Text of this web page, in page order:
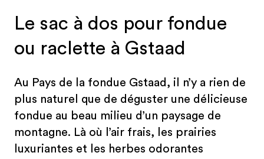
Le sac à dos pour fondue
ou raclette à Gstaad
Au Pays de la fondue Gstaad, il n’y a rien de
plus naturel que de déguster une délicieuse
fondue au beau milieu d’un paysage de
montagne. Là où l’air frais, les prairies
luxuriantes et les herbes odorantes